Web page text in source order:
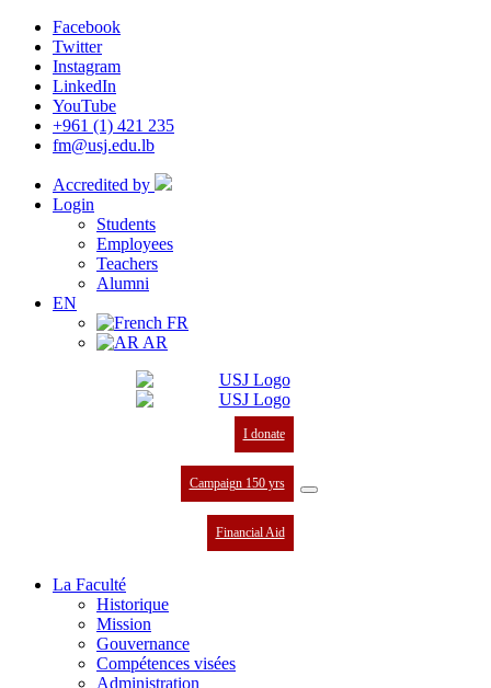
Facebook
Twitter
Instagram
LinkedIn
YouTube
+961 (1) 421 235
fm@usj.edu.lb
Accredited by
Login
Students
Employees
Teachers
Alumni
EN
FR
AR
I donate
Campaign 150 yrs
Financial Aid
La Faculté
Historique
Mission
Gouvernance
Compétences visées
Administration